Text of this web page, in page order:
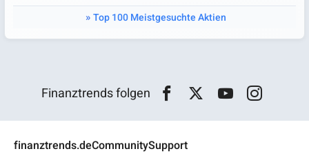
Top 100 Meistgesuchte Aktien
Finanztrends folgen
finanztrends.deCommunitySupport